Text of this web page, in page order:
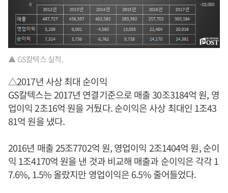
▲ GS칼텍스 실적.
△2017년 사상 최대 순이익
GS칼텍스는 2017년 연결기준으로 매출 30조3184억 원, 영
업이익 2조16억 원을 거뒀다. 순이익은 사상 최대인 1조43
81억 원을 냈다.
2016년 매출 25조7702억 원, 영업이익 2조1404억 원, 순이
익 1조4170억 원을 낸 것과 비교해 매출과 순이익은 각각 1
7.6%, 1.5% 올랐지만 영업이익은 6.5% 줄어들었다.